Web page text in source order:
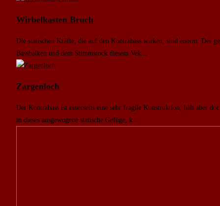
Wirbelkasten Bruch
Die statischen Kräfte, die auf den Kontrabass wirken, sind enorm. Der
Bassbalken und dem Stimmstock diesem Vek...
Zargenloch
Der Kontrabass ist einerseits eine sehr fragile Konstruktion, hält aber
in dieses ausgewogene statische Gefüge, k...